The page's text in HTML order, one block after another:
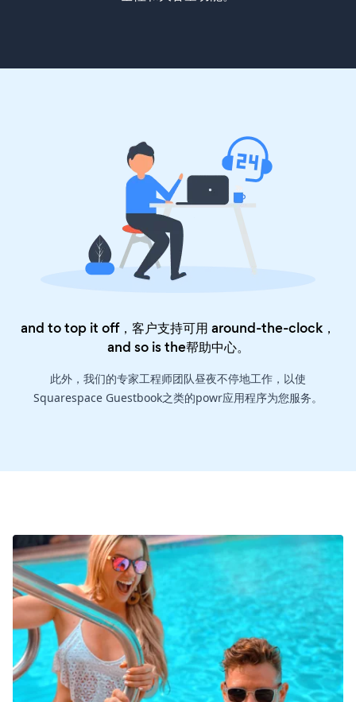
and to top it off，客户支持可用 around-the-clock，
and so is the帮助中心。
此外，我们的专家工程师团队昼夜不停地工作，以使
Squarespace Guestbook之类的powr应用程序为您服务。